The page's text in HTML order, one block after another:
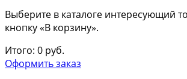
Выберите в каталоге интересующий
кнопку «В корзину».
Итого: 0 руб.
Оформить заказ